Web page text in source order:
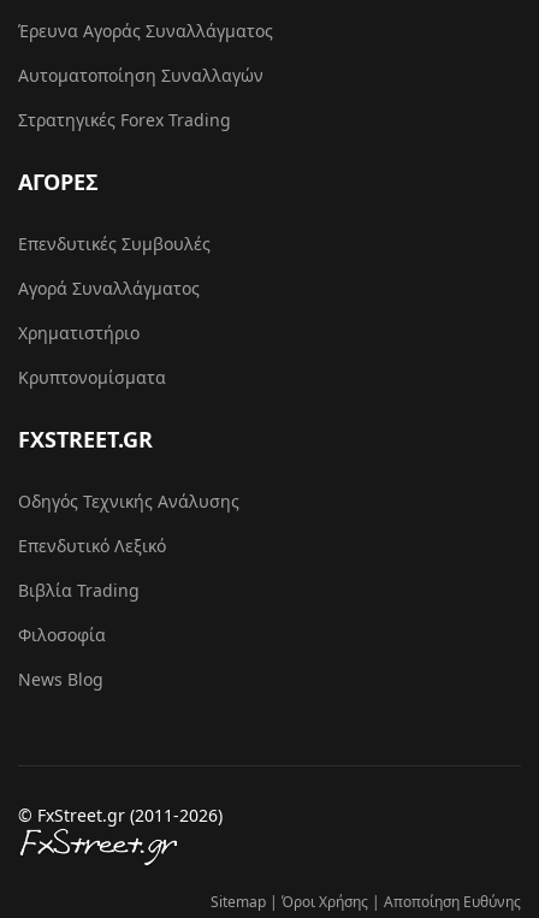
Έρευνα Αγοράς Συναλλάγματος
Αυτοματοποίηση Συναλλαγών
Στρατηγικές Forex Trading
ΑΓΟΡΕΣ
Επενδυτικές Συμβουλές
Αγορά Συναλλάγματος
Χρηματιστήριο
Κρυπτονομίσματα
FXSTREET.GR
Οδηγός Τεχνικής Ανάλυσης
Επενδυτικό Λεξικό
Βιβλία Trading
Φιλοσοφία
News Blog
© FxStreet.gr (2011-2026)
Sitemap | Όροι Χρήσης | Αποποίηση Ευθύνης